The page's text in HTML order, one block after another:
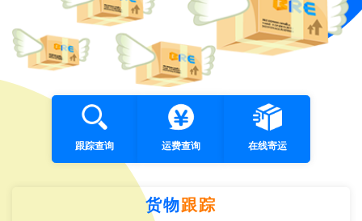
跟踪查询 运费查询 在线寄运
货物跟踪